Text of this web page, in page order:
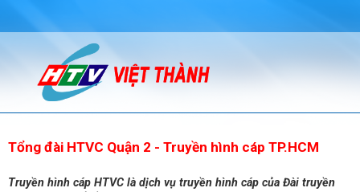
Tổng đài HTVC Quận 2 - Truyền hình cáp TP.HCM
Truyền hình cáp HTVC là dịch vụ truyền hình cáp của Đài truyền